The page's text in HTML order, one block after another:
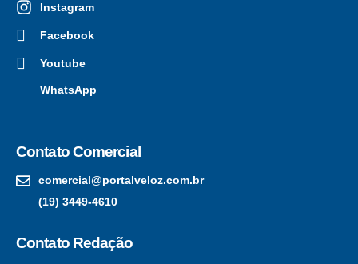
Instagram
Facebook
Youtube
WhatsApp
Contato Comercial
comercial@portalveloz.com.br
(19) 3449-4610
Contato Redação